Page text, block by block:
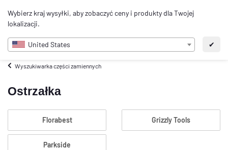
Wybierz kraj wysyłki, aby zobaczyć ceny i produkty dla Twojej
lokalizacji.
United States ✔
PL
Wyszukiwarka części zamiennych
Ostrzałka
Florabest Grizzly Tools
Parkside